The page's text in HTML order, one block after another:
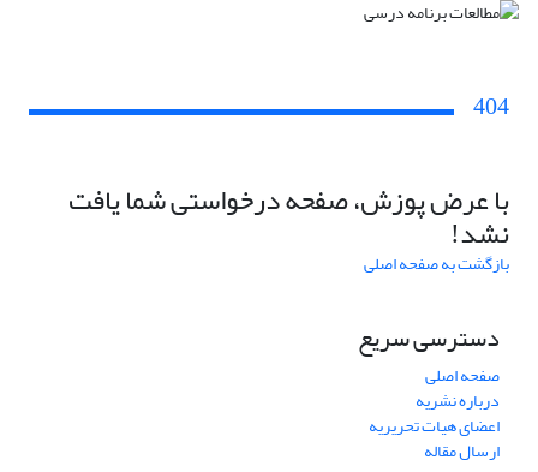
404
با عرض پوزش، صفحه درخواستی شما یافت
نشد!
بازگشت به صفحه اصلی
دسترسی سریع
صفحه اصلی
درباره نشریه
اعضای هیات تحریریه
ارسال مقاله